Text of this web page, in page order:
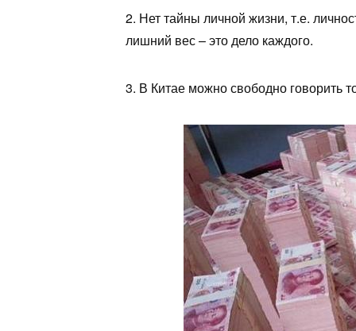
2. Нет тайны личной жизни, т.е.
лишний вес – это дело каждого.
3. В Китае можно свободно говорить